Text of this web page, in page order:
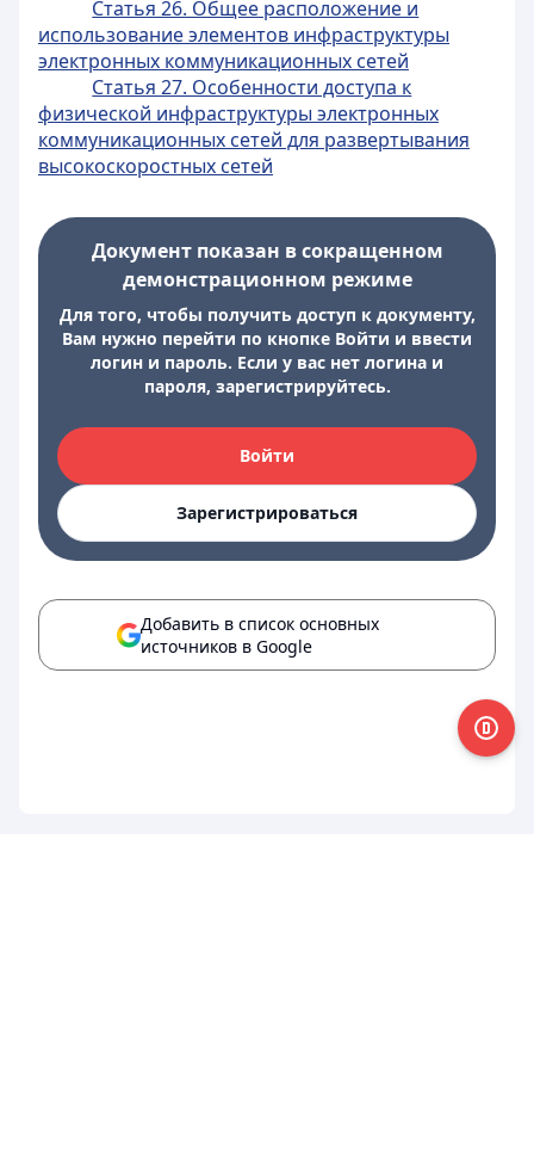
Статья 26. Общее расположение и
использование элементов инфраструктуры
электронных коммуникационных сетей
Статья 27. Особенности доступа к
физической инфраструктуры электронных
коммуникационных сетей для развертывания
высокоскоростных сетей
Документ показан в сокращенном
демонстрационном режиме
Для того, чтобы получить доступ к документу,
Вам нужно перейти по кнопке Войти и ввести
логин и пароль. Если у вас нет логина и
пароля, зарегистрируйтесь.
Войти
Зарегистрироваться
Добавить в список основных
источников в Google